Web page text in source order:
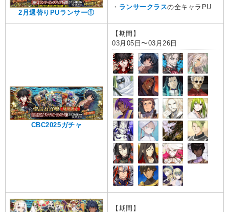
2月週替りPUランサー①
・ ランサークラスの全キャラPU
CBC2025ガチャ
【期間】
03月05日〜03月26日
【期間】